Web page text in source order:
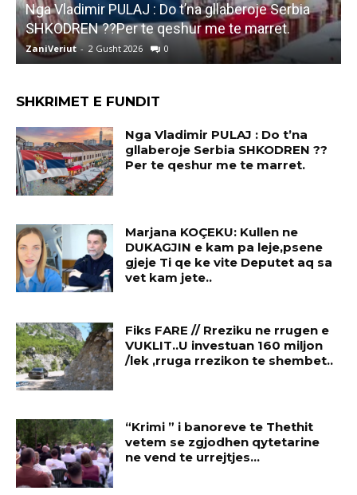
Nga Vladimir PULAJ : Do t’na gllaberoje Serbia
SHKODREN ??Per te qeshur me te marret.
ZaniVeriut - 2 Gusht 2026 0
SHKRIMET E FUNDIT
Nga Vladimir PULAJ : Do t’na
gllaberoje Serbia SHKODREN ??
Per te qeshur me te marret.
Marjana KOÇEKU: Kullen ne
DUKAGJIN e kam pa leje,psene
gjeje Ti qe ke vite Deputet aq sa
vet kam jete..
Fiks FARE // Rreziku ne rrugen e
VUKLIT..U investuan 160 miljon
/lek ,rruga rrezikon te shembet..
“Krimi ” i banoreve te Thethit
vetem se zgjodhen qytetarine
ne vend te urrejtjes…